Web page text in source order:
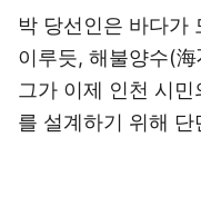
박 당선인은 바다가
이루듯, 해불양수(
그가 이제 인천 시
를 설계하기 위해